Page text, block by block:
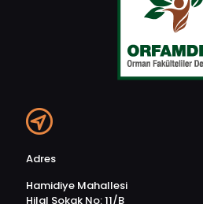
Adres
Hamidiye Mahallesi
Hilal Sokak No: 11/B